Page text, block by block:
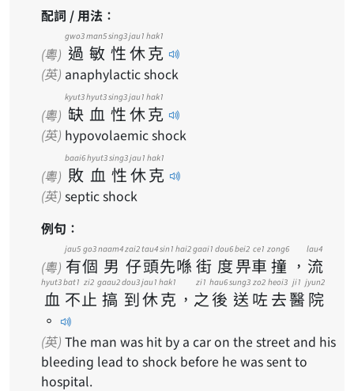
配詞 / 用法：
(粵) 過
gwo3
敏
man5
性
sing3
休
jau1
克
hak1
(英) anaphylactic shock
(粵) 缺
kyut3
血
hyut3
性
sing3
休
jau1
克
hak1
(英) hypovolaemic shock
(粵) 敗
baai6
血
hyut3
性
sing3
休
jau1
克
hak1
(英) septic shock
例句：
(粵) 有
jau5
個
go3
男
naam4
仔
zai2
頭
tau4
先
sin1
喺
hai2
街
gaai1
度
dou6
畀
bei2
車
ce1
撞
zong6
， 流
lau4
血
hyut3
不
bat1
止
zi2
搞
gaau2
到
dou3
休
jau1
克
hak1
， 之
zi1
後
hau6
送
sung3
咗
zo2
去
heoi3
醫
ji1
院
jyun2
。
(英) The man was hit by a car on the street and his
bleeding lead to shock before he was sent to
hospital.